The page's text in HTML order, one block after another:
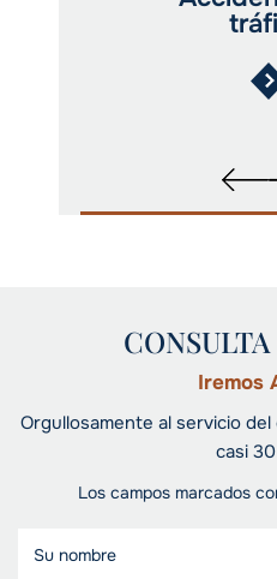
Iremos
Orgullosamente al servicio
casi
Los campos marcados